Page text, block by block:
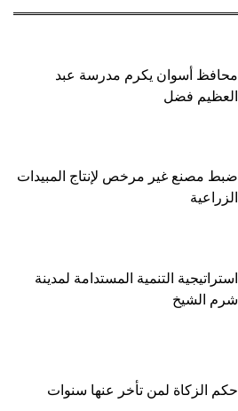
محافظ أسوان يكرم مدرسة عبد
العظيم فضل
ضبط مصنع غير مرخص لإنتاج المبيدات
الزراعية
استراتيجية التنمية المستدامة لمدينة
شرم الشيخ
حكم الزكاة لمن تأخر عنها سنوات